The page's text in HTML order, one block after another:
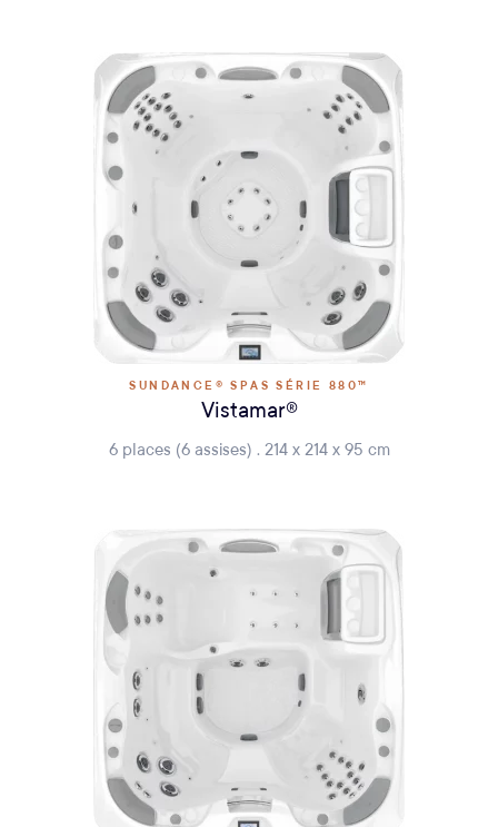
SUNDANCE® SPAS SÉRIE 880™
Vistamar®
6 places (6 assises) . 214 x 214 x 95 cm